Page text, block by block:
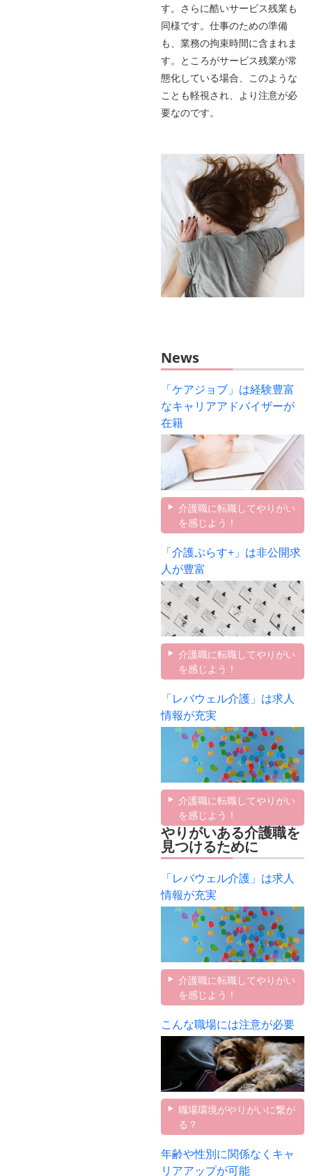
す。さらに酷いサービス残業も
同様です。仕事のための準備
も、業務の拘束時間に含まれま
す。ところがサービス残業が常
態化している場合、このような
ことも軽視され、より注意が必
要なのです。
News
「ケアジョブ」は経験豊富
なキャリアアドバイザーが
在籍
介護職に転職してやりがい
を感じよう！
「介護ぷらす+」は非公開求
人が豊富
介護職に転職してやりがい
を感じよう！
「レバウェル介護」は求人
情報が充実
介護職に転職してやりがい
を感じよう！
やりがいある介護職を
見つけるために
「レバウェル介護」は求人
情報が充実
介護職に転職してやりがい
を感じよう！
こんな職場には注意が必要
職場環境がやりがいに繋が
る？
年齢や性別に関係なくキャ
リアアップが可能